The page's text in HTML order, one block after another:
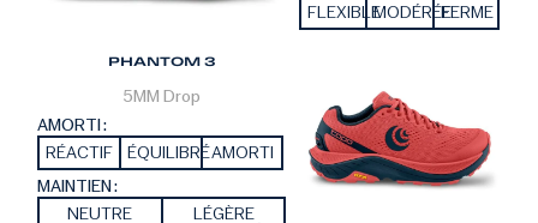
PHANTOM 3
5MM Drop
AMORTI :
RÉACTIF
ÉQUILIBRÉAMORTI
MAINTIEN :
NEUTRE
LÉGÈRE
FLEXIBLEMODÉRÉEFERME